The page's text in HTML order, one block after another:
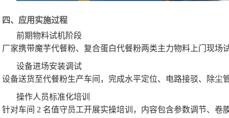
四、应用实施过程
前期物料试机阶段
厂家携带魔芋代餐粉、复合蛋白代餐粉两类主力物料上门现场
设备进场安装调试
设备送货至代餐粉生产车间，完成水平定位、电路接驳、除
操作人员标准化培训
针对车间 2 名值守员工开展实操培训，内容包含参数调节、